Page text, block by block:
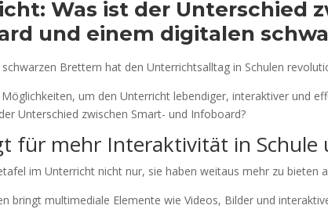
Was ist der Unterschied
und einem digitalen
Brettern hat den Unterrichtsalltag in Schulen
um den Unterricht lebendiger, interaktiver und
Unterschied zwischen Smart- und Infoboard?
für mehr Interaktivität in
im Unterricht nicht nur, sie haben weitaus mehr zu bieten
bringt multimediale Elemente wie Videos, Bilder und